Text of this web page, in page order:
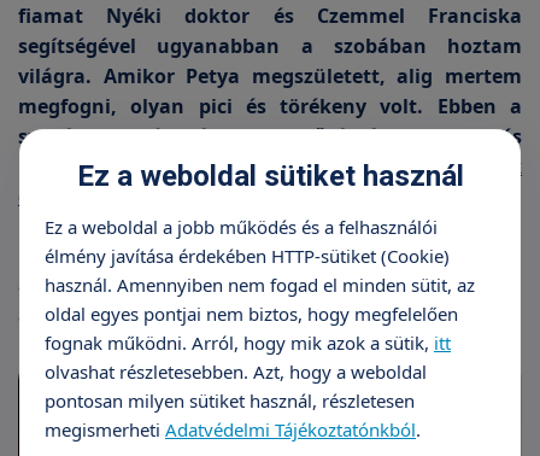
fiamat Nyéki doktor és Czemmel Franciska
segítségével ugyanabban a szobában hoztam
világra. Amikor Petya megszületett, alig mertem
megfogni, olyan pici és törékeny volt. Ebben a
szobában tanították meg a nővérkék, hogy mit és
hogyan csináljak. Afürdetéstől, a köldökcsonk
ellátásán át
mentem haza, még a védőnőm is csodálkozott,
hogy első szülő nőként milyen határozottan látom
el a babát. S ilyen öntudatosan jöttem vissza másfél
év múlva szülni.
Ez a weboldal sütiket használ
Ez a weboldal a jobb működés és a felhasználói
élmény javítása érdekében HTTP-sütiket (Cookie)
használ. Amennyiben nem fogad el minden sütit, az
oldal egyes pontjai nem biztos, hogy megfelelően
fognak működni. Arról, hogy mik azok a sütik, itt
olvashat részletesebben. Azt, hogy a weboldal
pontosan milyen sütiket használ, részletesen
megismerheti Adatvédelmi Tájékoztatónkból.